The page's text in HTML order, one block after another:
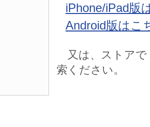
iPhone/iPad版
Android版はこ
又は、ストアで
索ください。